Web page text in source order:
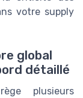
votre supply
global
détaillé
plusieurs